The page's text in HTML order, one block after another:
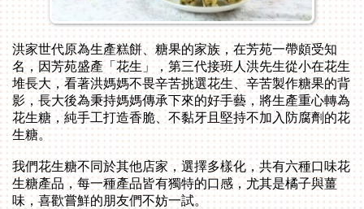
洪家世代原為生產糕餅、糖果的家族，在芳苑一帶頗受知
名，因芳苑盛產「花生」，第三代接班人洪先生從小在花生
堆長大，看著洪媽媽不畏辛苦挑選花生、辛苦製作糖果的背
影，長大後為秉持媽媽傳承下來的好手藝，將生產重心轉為
花生糖，純手工打造香脆、不黏牙且堅持不加入防腐劑的花
生糖。
我們花生糖不同於其他店家，選擇多樣化，共有六種口味花
生糖產品，每一種產品皆有獨特的口感，尤其是橘子與薑
味，喜歡嘗鮮的朋友們不妨一試。